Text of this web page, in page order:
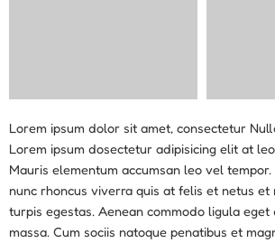
Lorem ipsum dolor sit amet, consectetur
Lorem ipsum dosectetur adipisicing elit at
Mauris elementum accumsan leo vel
nunc rhoncus viverra quis at felis et netus et
turpis egestas. Aenean commodo ligula eget
massa. Cum sociis natoque penatibus et